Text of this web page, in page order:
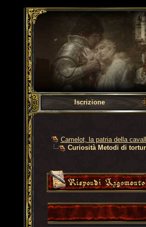
Iscrizione
Camelot, la patria della
Curiosità Metodi di